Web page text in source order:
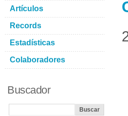
Artículos
Records
Estadísticas
Colaboradores
Buscador